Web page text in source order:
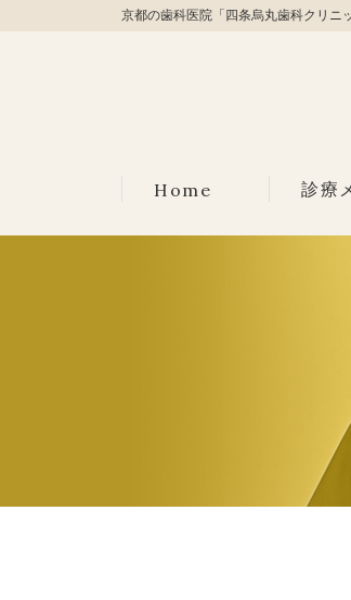
京都の歯科医院「四条烏丸歯科クリニ
Home 診療